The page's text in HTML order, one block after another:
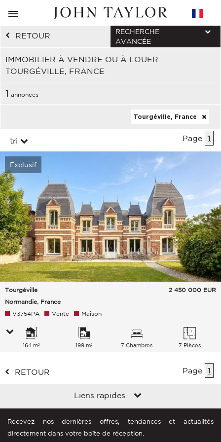
RETOUR
IMMOBILIER À VENDRE OU À LOUER
TOURGÉVILLE, FRANCE
RECHERCHE
AVANCÉE
1 annonces
Tourgéville, France
tri Page 1
Exclusif
Tourgéville
Normandie, France
2 450 000 EUR
V3754PA Vente Maison
164 m² 199 m² 7 Chambres 7 Pièces
RETOUR Page 1
Liens rapides
Recevez nos dernières offres, tendances et actualités
directement dans votre boîte de réception.